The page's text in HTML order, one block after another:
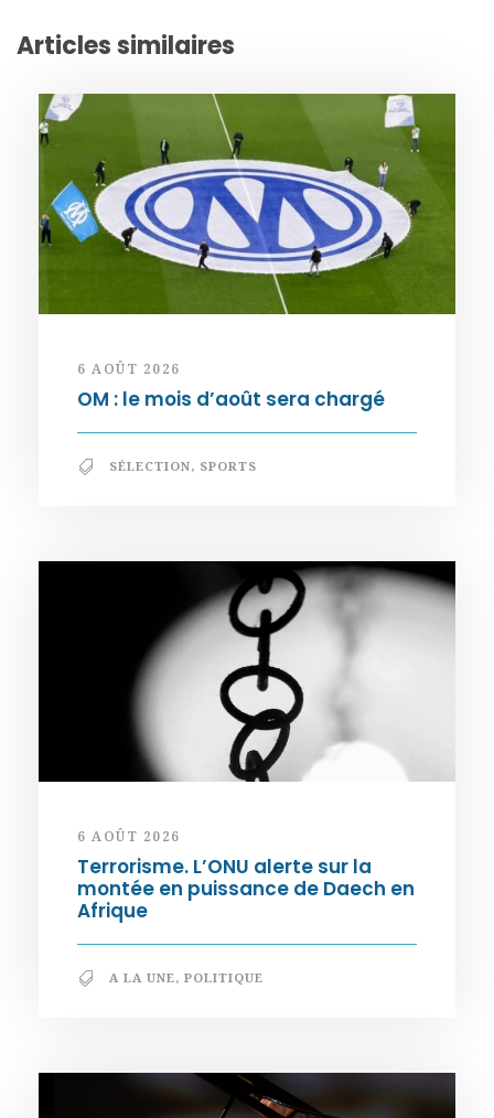
Articles similaires
6 AOÛT 2026
OM : le mois d’août sera chargé
SÉLECTION, SPORTS
6 AOÛT 2026
Terrorisme. L’ONU alerte sur la
montée en puissance de Daech en
Afrique
A LA UNE, POLITIQUE